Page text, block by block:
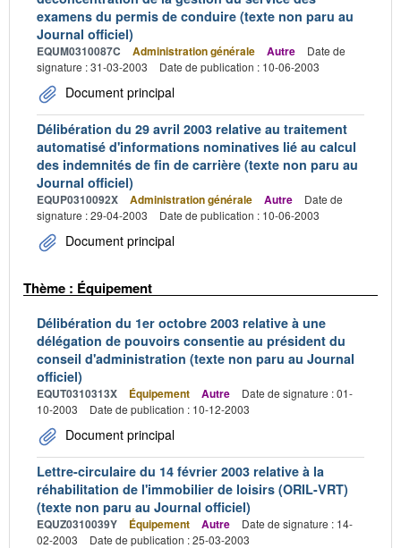
examens du permis de conduire (texte non paru au
Journal officiel)
EQUM0310087C Administration générale Autre
Date de
signature : 31-03-2003
Date de publication : 10-06-2003
Document principal
Délibération du 29 avril 2003 relative au traitement
automatisé d'informations nominatives lié au calcul
des indemnités de fin de carrière (texte non paru au
Journal officiel)
EQUP0310092X Administration générale Autre
Date de
signature : 29-04-2003
Date de publication : 10-06-2003
Document principal
Thème : Équipement
Délibération du 1er octobre 2003 relative à une
délégation de pouvoirs consentie au président du
conseil d'administration (texte non paru au Journal
officiel)
EQUT0310313X Équipement Autre
Date de signature : 01-
10-2003
Date de publication : 10-12-2003
Document principal
Lettre-circulaire du 14 février 2003 relative à la
réhabilitation de l'immobilier de loisirs (ORIL-VRT)
(texte non paru au Journal officiel)
EQUZ0310039Y Équipement Autre
Date de signature : 14-
02-2003
Date de publication : 25-03-2003